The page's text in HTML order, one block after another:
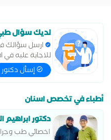
لديك سؤال
ارسل سؤالك
للاجابة عليه
إسأل دكتور
أطباء في تخصص اسنان
دكتور ابراهيم
اخصائي طب